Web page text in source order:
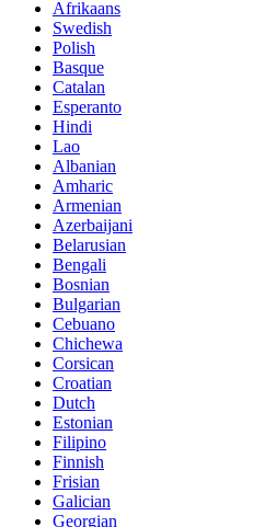
Afrikaans
Swedish
Polish
Basque
Catalan
Esperanto
Hindi
Lao
Albanian
Amharic
Armenian
Azerbaijani
Belarusian
Bengali
Bosnian
Bulgarian
Cebuano
Chichewa
Corsican
Croatian
Dutch
Estonian
Filipino
Finnish
Frisian
Galician
Georgian